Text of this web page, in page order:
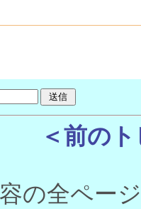
＜前の
の全ペー